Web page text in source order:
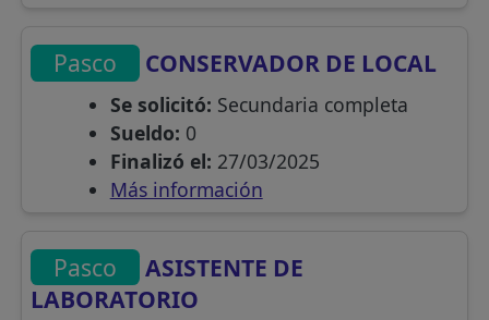
Pasco CONSERVADOR DE LOCAL
Se solicitó: Secundaria completa
Sueldo: 0
Finalizó el: 27/03/2025
Más información
Pasco
ASISTENTE DE
LABORATORIO